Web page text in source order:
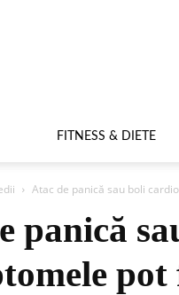
FITNESS & DIETE
Atac de panică sau boli
panică